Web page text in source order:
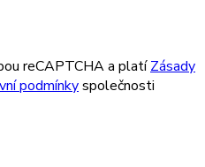
reCAPTCHA a platíZásady
podmínkyspolečnosti